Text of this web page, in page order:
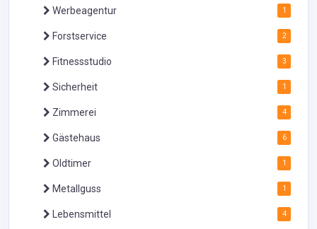
Werbeagentur 1
Forstservice 2
Fitnessstudio 3
Sicherheit 1
Zimmerei 4
Gästehaus 6
Oldtimer 1
Metallguss 1
Lebensmittel 4